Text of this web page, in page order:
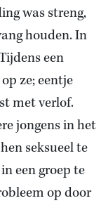
was streng,
houden. In
een
ze; eentje
met verlof.
jongens in het
seksueel te
een groep te
op door